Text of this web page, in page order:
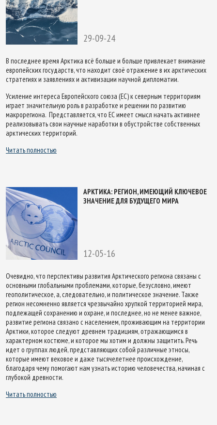
29-09-24
В последнее время Арктика всё больше и больше привлекает внимание
европейских государств, что находит своё отражение в их арктических
стратегиях и заявлениях и активизации научной дипломатии.
Усиление интереса Европейского союза (ЕС) к северным территориям
играет значительную роль в разработке и решении по развитию
макрорегиона. Представляется, что ЕС имеет смысл начать активнее
реализовывать свои научные наработки в обустройстве собственных
арктических территорий.
Читать полностью
АРКТИКА: РЕГИОН, ИМЕЮЩИЙ КЛЮЧЕВОЕ
ЗНАЧЕНИЕ ДЛЯ БУДУЩЕГО МИРА
12-05-16
Очевидно, что перспективы развития Арктического региона связаны с
основными глобальными проблемами, которые, безусловно, имеют
геополитическое, а, следовательно, и политическое значение. Также
регион несомненно является чрезвычайно хрупкой территорией мира,
подлежащей сохранению и охране, и последнее, но не менее важное,
развитие региона связано с населением, проживающим на территории
Арктики, которое следуют древнем традициям, отражающимся в
характерном костюме, и которое мы хотим и должны защитить. Речь
идет о группах людей, представляющих собой различные этносы,
которые имеют вековое и даже тысячелетнее происхождение,
благодаря чему помогают нам узнать историю человечества, начиная с
глубокой древности.
Читать полностью